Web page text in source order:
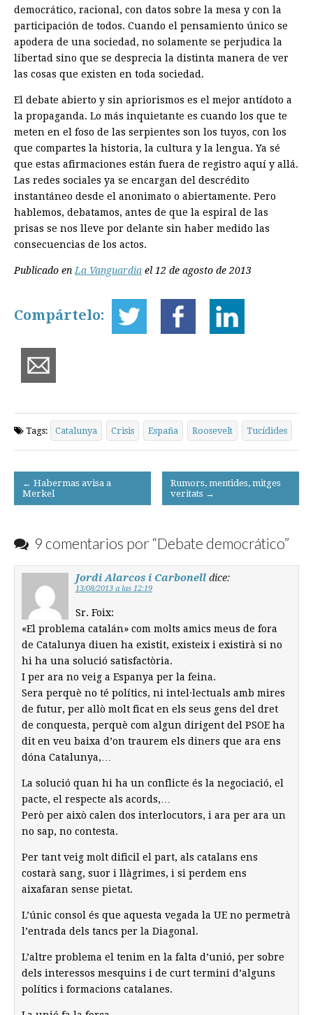
democrático, racional, con datos sobre la mesa y con la
participación de todos. Cuando el pensamiento único se
apodera de una sociedad, no solamente se perjudica la
libertad sino que se desprecia la distinta manera de ver
las cosas que existen en toda sociedad.
El debate abierto y sin apriorismos es el mejor antídoto a
la propaganda. Lo más inquietante es cuando los que te
meten en el foso de las serpientes son los tuyos, con los
que compartes la historia, la cultura y la lengua. Ya sé
que estas afirmaciones están fuera de registro aquí y allá.
Las redes sociales ya se encargan del descrédito
instantáneo desde el anonimato o abiertamente. Pero
hablemos, debatamos, antes de que la espiral de las
prisas se nos lleve por delante sin haber medido las
consecuencias de los actos.
Publicado en La Vanguardia el 12 de agosto de 2013
Compártelo:
Tags: Catalunya Crisis España Roosevelt Tucídides
Post
navigation
← Habermas avisa a
Merkel
Rumors, mentides, mitges
veritats →
9 comentarios por “Debate democrático”
Jordi Alarcos i Carbonell dice:
13/08/2013 a las 12:19
Sr. Foix:
«El problema catalán» com molts amics meus de fora
de Catalunya diuen ha existit, existeix i existirà si no
hi ha una solució satisfactòria.
I per ara no veig a Espanya per la feina.
Sera perquè no té polítics, ni intel·lectuals amb mires
de futur, per allò molt ficat en els seus gens del dret
de conquesta, perquè com algun dirigent del PSOE ha
dit en veu baixa d’on traurem els diners que ara ens
dóna Catalunya,…
La solució quan hi ha un conflicte és la negociació, el
pacte, el respecte als acords,…
Però per això calen dos interlocutors, i ara per ara un
no sap, no contesta.
Per tant veig molt dificil el part, als catalans ens
costarà sang, suor i llàgrimes, i si perdem ens
aixafaran sense pietat.
L’únic consol és que aquesta vegada la UE no permetrà
l’entrada dels tancs per la Diagonal.
L’altre problema el tenim en la falta d’unió, per sobre
dels interessos mesquins i de curt termini d’alguns
polítics i formacions catalanes.